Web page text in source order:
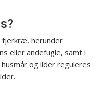
fjerkræ, herunder
eller andefugle, samt i
og ilder reguleres